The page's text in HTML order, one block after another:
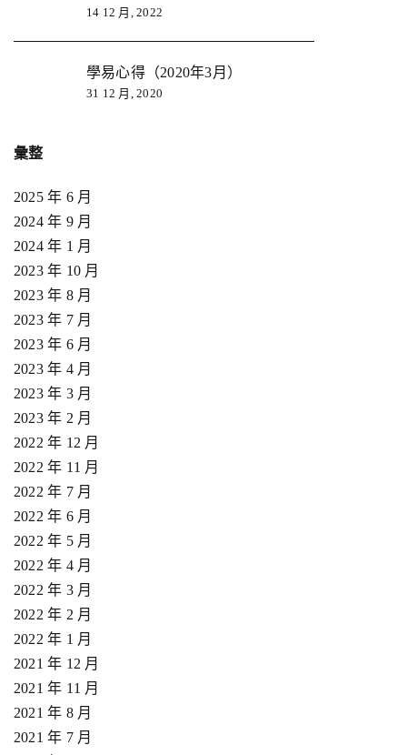
14 12 月, 2022
學易心得（2020年3月）
31 12 月, 2020
彙整
2025 年 6 月
2024 年 9 月
2024 年 1 月
2023 年 10 月
2023 年 8 月
2023 年 7 月
2023 年 6 月
2023 年 4 月
2023 年 3 月
2023 年 2 月
2022 年 12 月
2022 年 11 月
2022 年 7 月
2022 年 6 月
2022 年 5 月
2022 年 4 月
2022 年 3 月
2022 年 2 月
2022 年 1 月
2021 年 12 月
2021 年 11 月
2021 年 8 月
2021 年 7 月